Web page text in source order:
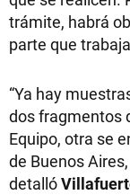
trámite, habrá
parte que
“Ya hay
dos fragmentos
Equipo, otra se
de Buenos
detalló